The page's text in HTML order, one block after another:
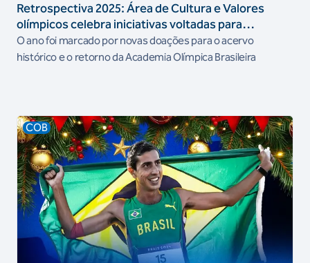
Retrospectiva 2025: Área de Cultura e Valores
olímpicos celebra iniciativas voltadas para
Educação e Memória Olímpica
O ano foi marcado por novas doações para o acervo
histórico e o retorno da Academia Olímpica Brasileira
COB